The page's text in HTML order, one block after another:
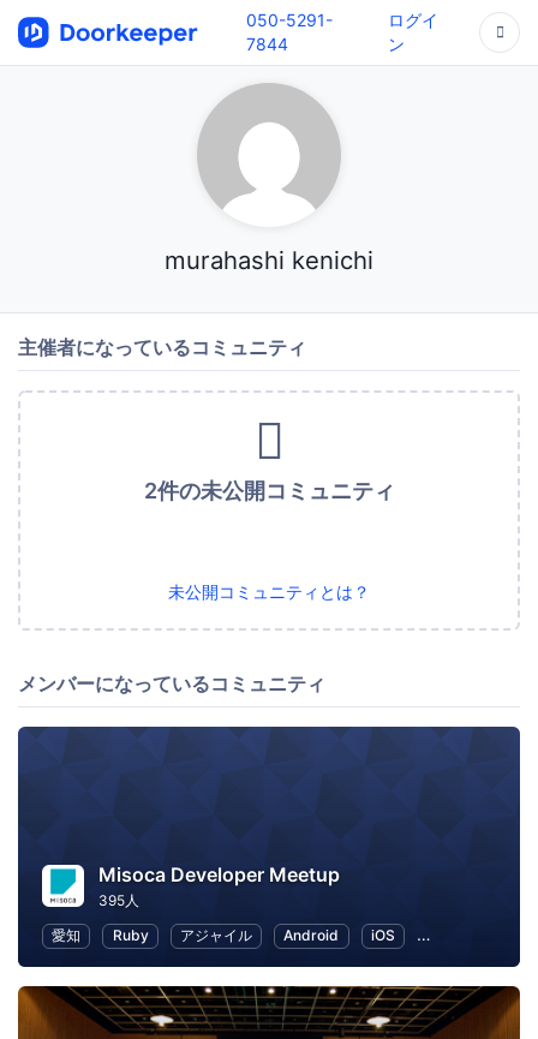
050-5291-
7844
ログイ
ン
murahashi kenichi
主催者になっているコミュニティ
2件の未公開コミュニティ
未公開コミュニティとは？
メンバーになっているコミュニティ
Misoca Developer Meetup
395人
愛知
Ruby アジャイル Android iOS ワークライフバ